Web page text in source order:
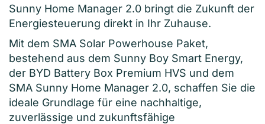
Sunny Home Manager 2.0 bringt die Zukunft der
Energiesteuerung direkt in Ihr Zuhause.
Mit dem SMA Solar Powerhouse Paket,
bestehend aus dem Sunny Boy Smart Energy,
der BYD Battery Box Premium HVS und dem
SMA Sunny Home Manager 2.0, schaffen Sie die
ideale Grundlage für eine nachhaltige,
zuverlässige und zukunftsfähige